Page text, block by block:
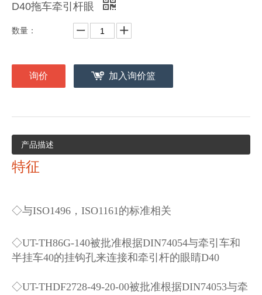
D40拖车牵引杆眼
数量：
询价 加入询价篮
产品描述
特征
◇与ISO1496，ISO1161的标准相关
◇UT-TH86G-140被批准根据DIN74054与牵引车和
半挂车40的挂钩孔来连接和牵引杆的眼睛D40
◇UT-THDF2728-49-20-00被批准根据DIN74053与牵